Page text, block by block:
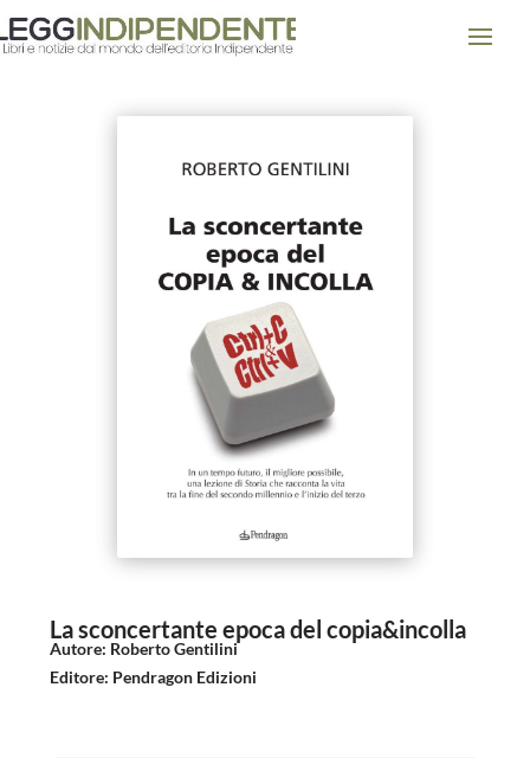
La sconcertante epoca del copia&incolla
Autore: Roberto Gentilini
Editore: Pendragon Edizioni